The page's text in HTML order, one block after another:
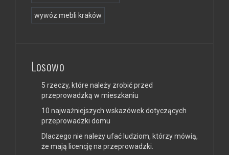
wywóz mebli kraków
Losowo
5 rzeczy, które należy zrobić przed
przeprowadzką w mieszkaniu
10 najważniejszych wskazówek dotyczących
przeprowadzki domu
Dlaczego nie należy ufać ludziom, którzy mówią,
że mają licencję na przeprowadzki.